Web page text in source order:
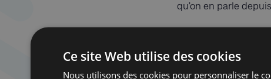
qu’on en parle
Sur une telle toile
excessif les festivités
Ce site Web utilise des cookies
Nous utilisons des cookies pour personnaliser le